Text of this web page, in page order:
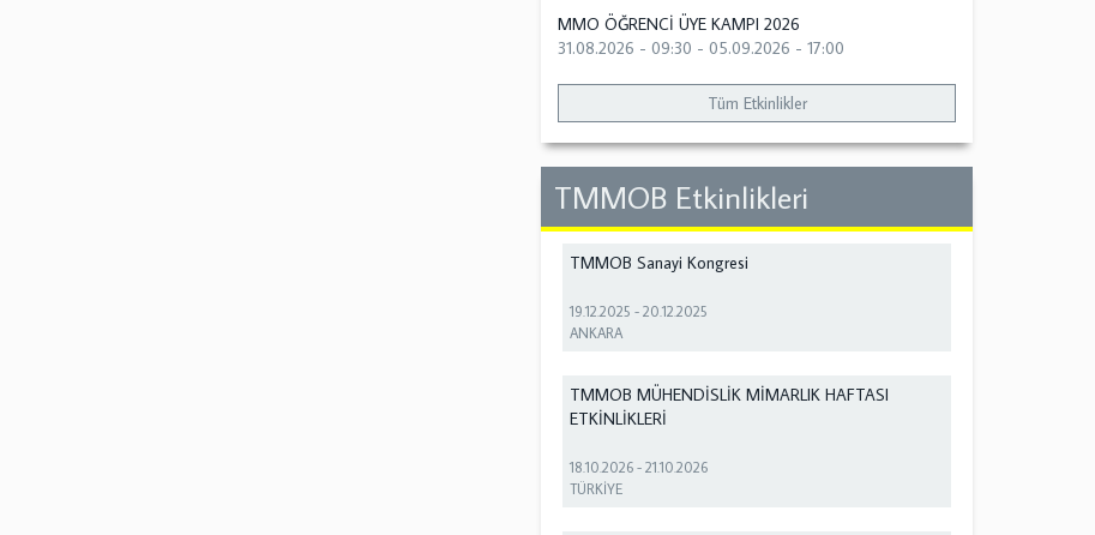
MMO ÖĞRENCİ ÜYE KAMPI 2026
31.08.2026 - 09:30 -05.09.2026 - 17:00
Tüm Etkinlikler
TMMOB Etkinlikleri
TMMOB Sanayi Kongresi
19.12.2025 -20.12.2025
ANKARA
TMMOB MÜHENDİSLİK MİMARLIK HAFTASI
ETKİNLİKLERİ
18.10.2026 -21.10.2026
TÜRKİYE